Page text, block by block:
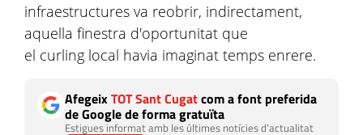
infraestructures va reobrir, indirectament,
aquella finestra d'oportunitat que
el curling local havia imaginat temps enrere.
AfegeixTOT Sant Cugatcom a font preferida
de Google de forma gratuïta
Estigues informat amb les últimes notícies d'actualitat